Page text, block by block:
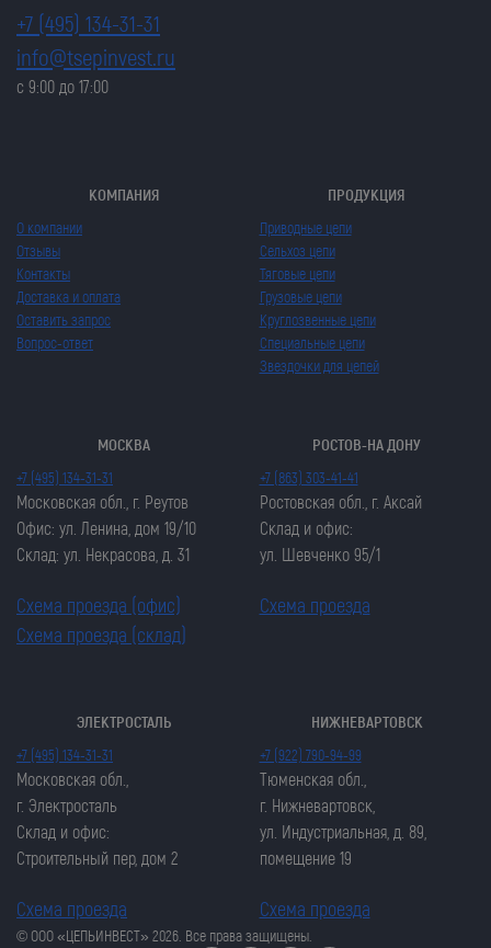
+7 (495) 134-31-31
info@tsepinvest.ru
с 9:00 до 17:00
КОМПАНИЯ
О компании
Отзывы
Контакты
Доставка и оплата
Оставить запрос
Вопрос-ответ
ПРОДУКЦИЯ
Приводные цепи
Сельхоз цепи
Тяговые цепи
Грузовые цепи
Круглозвенные цепи
Специальные цепи
Звездочки для цепей
МОСКВА
+7 (495) 134-31-31
Московская обл., г. Реутов
Офис: ул. Ленина, дом 19/10
Склад: ул. Некрасова, д. 31
Схема проезда (офис)
Схема проезда (склад)
РОСТОВ-НА ДОНУ
+7 (863) 303-41-41
Ростовская обл., г. Аксай
Склад и офис:
ул. Шевченко 95/1
Схема проезда
ЭЛЕКТРОСТАЛЬ
+7 (495) 134-31-31
Московская обл.,
г. Электросталь
Склад и офис:
Строительный пер, дом 2
Схема проезда
НИЖНЕВАРТОВСК
+7 (922) 790-94-99
Тюменская обл.,
г. Нижневартовск,
ул. Индустриальная, д. 89,
помещение 19
Схема проезда
© ООО «ЦЕПЬИНВЕСТ» 2026. Все права защищены.
Закрыть попап
ЗАКАЗАТЬ ЦЕПЬ
Закрыть попап
ОСТАВИТЬ ЗАЯВКУ
Закрыть попап
ОСТАВИТЬ ЗАЯВКУ
Закрыть попап
ЗАКАЗАТЬ ЦЕПЬ